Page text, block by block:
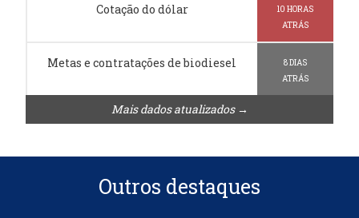
Cotação do dólar
10 HORAS
ATRÁS
Metas e contratações de biodiesel
8 DIAS
ATRÁS
Mais dados atualizados →
Outros destaques